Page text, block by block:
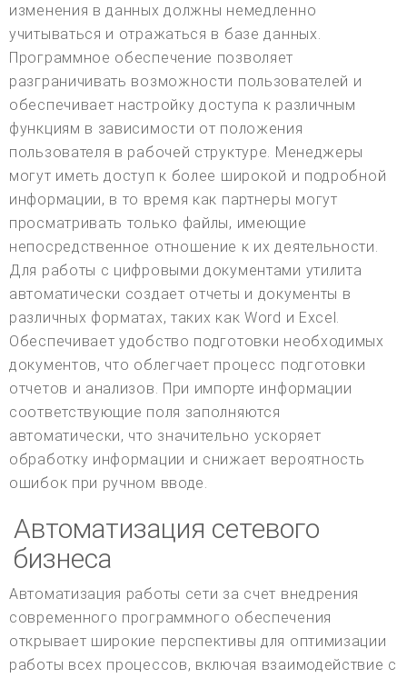
изменения в данных должны немедленно
учитываться и отражаться в базе данных.
Программное обеспечение позволяет
разграничивать возможности пользователей и
обеспечивает настройку доступа к различным
функциям в зависимости от положения
пользователя в рабочей структуре. Менеджеры
могут иметь доступ к более широкой и подробной
информации, в то время как партнеры могут
просматривать только файлы, имеющие
непосредственное отношение к их деятельности.
Для работы с цифровыми документами утилита
автоматически создает отчеты и документы в
различных форматах, таких как Word и Excel.
Обеспечивает удобство подготовки необходимых
документов, что облегчает процесс подготовки
отчетов и анализов. При импорте информации
соответствующие поля заполняются
автоматически, что значительно ускоряет
обработку информации и снижает вероятность
ошибок при ручном вводе.
Автоматизация сетевого
бизнеса
Автоматизация работы сети за счет внедрения
современного программного обеспечения
открывает широкие перспективы для оптимизации
работы всех процессов, включая взаимодействие с